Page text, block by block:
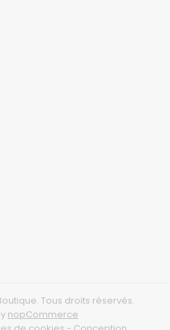
Tous droits réservés.
nopCommerce